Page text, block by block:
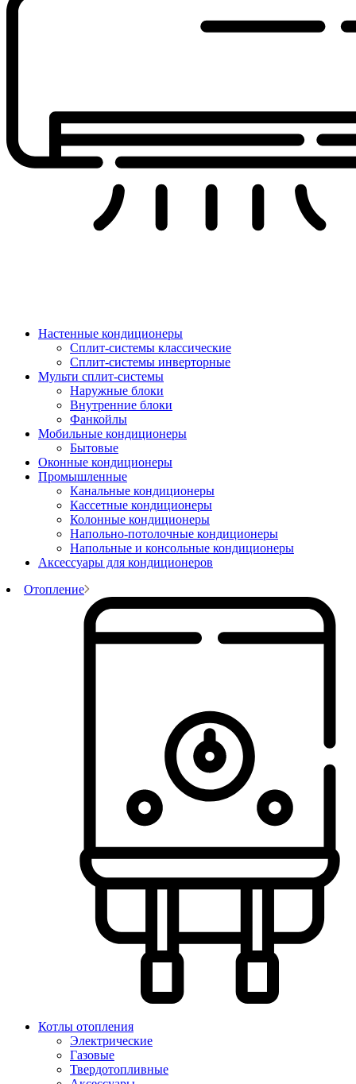
Настенные кондиционеры
Сплит-системы классические
Сплит-системы инверторные
Мульти сплит-системы
Наружные блоки
Внутренние блоки
Фанкойлы
Мобильные кондиционеры
Бытовые
Оконные кондиционеры
Промышленные
Канальные кондиционеры
Кассетные кондиционеры
Колонные кондиционеры
Напольно-потолочные кондиционеры
Напольные и консольные кондиционеры
Аксессуары для кондиционеров
Отопление
Котлы отопления
Электрические
Газовые
Твердотопливные